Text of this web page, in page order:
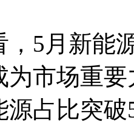
，5月新能
为市场重
占比突破